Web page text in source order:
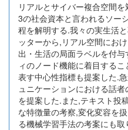
リアルとサイバー複合空間
3の社会資本と言われるソー
程を解明する.我々の実生活
ッターから,リアル空間にお
出・生活の局面ラベルを付
ィのノード機能に着目する
表す中心性指標も提案した.
ュニケーションにおける話
を提案した.また,テキスト投
な特徴量の考察,変化変容を
る機械学習手法の考案にも取